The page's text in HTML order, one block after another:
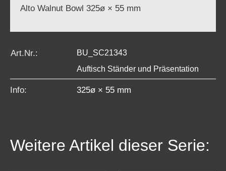
Alto Walnut Bowl 325ø × 55 mm
Art.Nr.:
BU_SC21343
Auftisch Ständer und Präsentation
Info: 325ø × 55 mm
Weitere Artikel dieser Serie: